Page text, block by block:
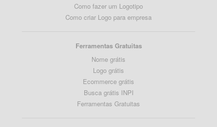
Como fazer um Logotipo
Como criar Logo para empresa
Ferramentas Gratuitas
Nome grátis
Logo grátis
Ecommerce grátis
Busca grátis INPI
Ferramentas Gratuitas